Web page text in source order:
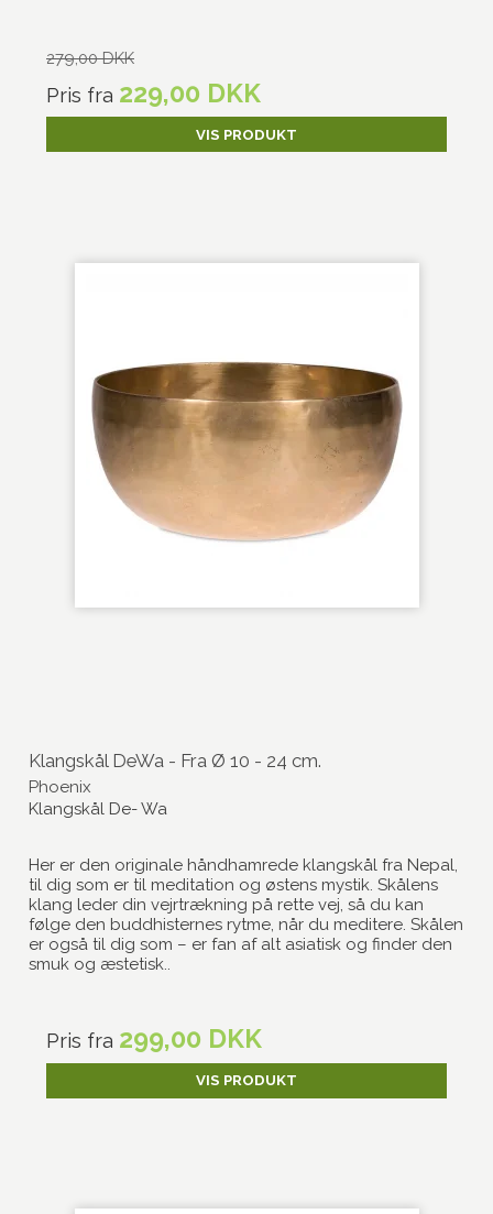
279,00 DKK
Pris fra 229,00 DKK
VIS PRODUKT
Klangskål DeWa - Fra Ø 10 - 24 cm.
Phoenix
Klangskål De- Wa
Her er den originale håndhamrede klangskål fra Nepal,
til dig som er til meditation og østens mystik. Skålens
klang leder din vejrtrækning på rette vej, så du kan
følge den buddhisternes rytme, når du meditere. Skålen
er også til dig som – er fan af alt asiatisk og finder den
smuk og æstetisk..
Pris fra 299,00 DKK
VIS PRODUKT